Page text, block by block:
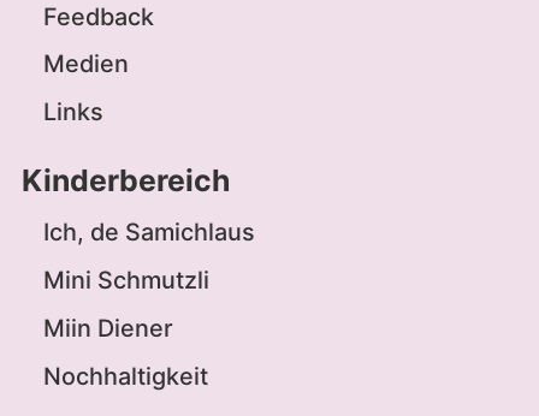
Feedback
Medien
Links
Kinderbereich
Ich, de Samichlaus
Mini Schmutzli
Miin Diener
Nochhaltigkeit